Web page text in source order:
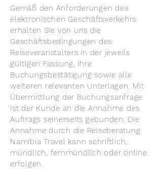
Gemäß den Anforderungen des
elektronischen Geschäftsverkehrs
erhalten Sie von uns die
Geschäftsbedingungen des
Reiseveranstalters in der jeweils
gültigen Fassung, Ihre
Buchungsbestätigung sowie alle
weiteren relevanten Unterlagen. Mit
Übermittlung der Buchungsanfrage
ist der Kunde an die Annahme des
Auftrags seinerseits gebunden. Die
Annahme durch die Reiseberatung
Namibia Travel kann schriftlich,
mündlich, fernmündlich oder online
erfolgen.